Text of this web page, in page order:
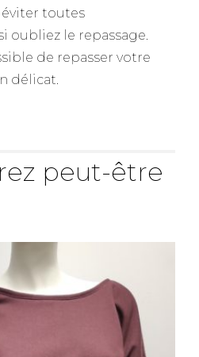
toutes
oubliez le repassage.
de repasser votre
délicat.
peut-être